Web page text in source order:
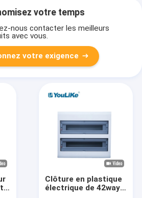
votre temps
nous contacter les meilleurs
avec vous.
votre exigence
Clôture en plastique
électrique de 42way